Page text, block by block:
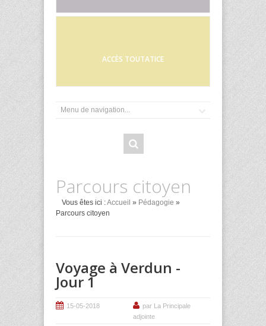
ACCÈS TOUTATICE
Parcours citoyen
Vous êtes ici :Accueil » Pédagogie »
Parcours citoyen
Voyage à Verdun -
Jour 1
15-05-2018
par La Principale
adjointe